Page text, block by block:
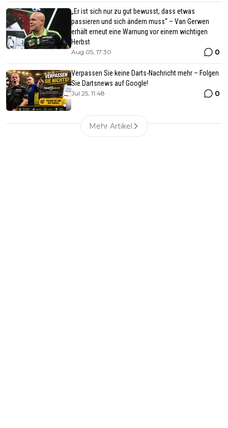
„Er ist sich nur zu gut bewusst, dass etwas
passieren und sich ändern muss“ – Van Gerwen
erhält erneut eine Warnung vor einem wichtigen
Herbst
Aug 05, 17:30 0
Verpassen Sie keine Darts-Nachricht mehr – Folgen
Sie Dartsnews auf Google!
Jul 25, 11:48 0
Mehr Artikel